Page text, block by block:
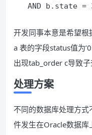
AND b.state =
开发同事本意是希望
a 表的字段status值为
出现tab_order c导致子
处理方案
不同的数据库处理方
件发生在Oracle数据